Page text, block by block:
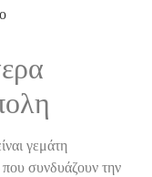
γεμάτη
που συνδυάζουν την